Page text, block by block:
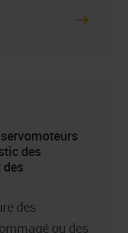
des
des
des
ou des